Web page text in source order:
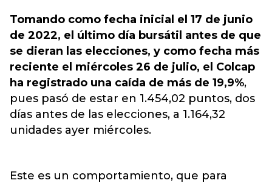
Tomando como fecha inicial el 17 de junio
de 2022, el último día bursátil antes de que
se dieran las elecciones, y como fecha más
reciente el miércoles 26 de julio, el Colcap
ha registrado una caída de más de 19,9%,
pues pasó de estar en 1.454,02 puntos, dos
días antes de las elecciones, a 1.164,32
unidades ayer miércoles.
Este es un comportamiento, que para